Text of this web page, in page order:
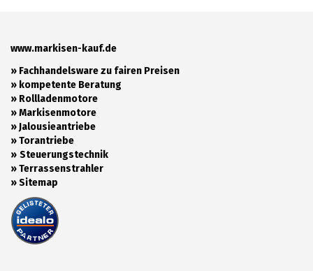
www.markisen-kauf.de
» Fachhandelsware zu fairen Preisen
» kompetente Beratung
» Rollladenmotore
»Markisenmotore
»Jalousieantriebe
»Torantriebe
» Steuerungstechnik
»Terrassenstrahler
»Sitemap